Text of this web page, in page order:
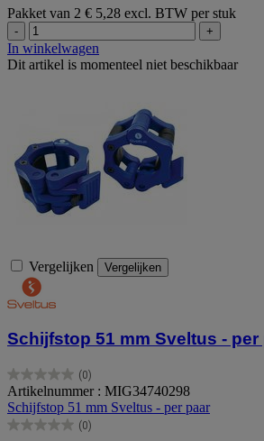
Pakket van 2 € 5,28 excl. BTW per stuk
- +
In winkelwagen
Dit artikel is momenteel niet beschikbaar
Vergelijken Vergelijken
Schijfstop 51 mm Sveltus - per
(0)
0.0
van
de
5
Artikelnummer : MIG34740298
Schijfstop 51 mm Sveltus - per paar
(0)
0.0